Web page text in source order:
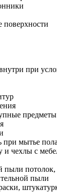
поверхности
при
предметы
при мытье пола
чехлы с
пыли
пыли